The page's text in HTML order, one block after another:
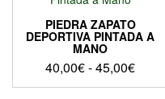
PIEDRA ZAPATO
DEPORTIVA PINTADA A
MANO
40,00€-45,00€Rango
de
Este